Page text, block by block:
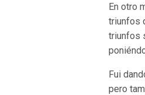
En otro
triunfos
triunfos
Fui
pero